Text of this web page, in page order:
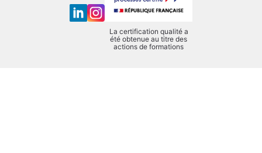
La certification qualité a
été obtenue au titre des
actions de formations